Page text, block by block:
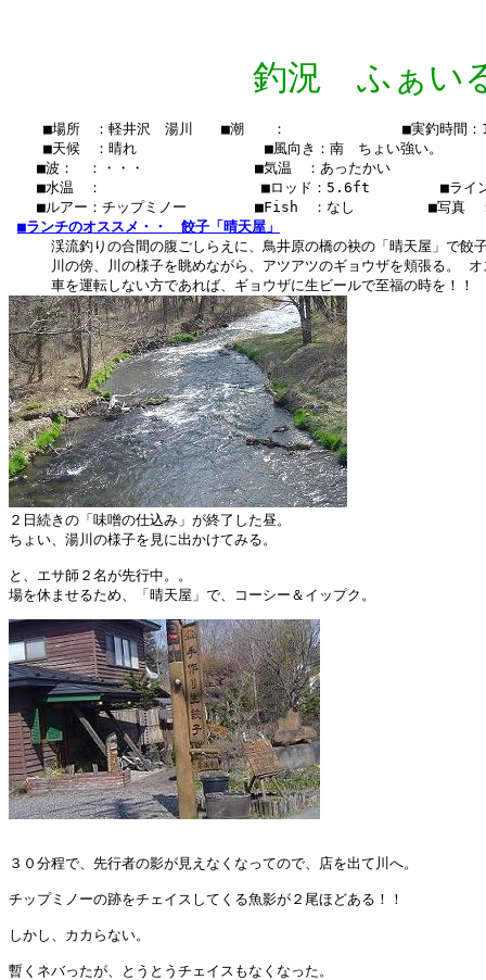
釣況 ふぁい
■場所　：軽井沢　湯川　　■潮　　：　　  　　　　　■実釣
    ■天候　：晴れ　　　 　    　　■風向き：南　ちょい強い。
■波：　：・・・　　　　　   　■気温　：あったかい
■水温　：    　　　　　  　 　■ロッド：5.6ft　　　　　■ライ
■ルアー：チップミノー　　　   ■Fish　：なし　　  　　■写真　
■ランチのオススメ・・　餃子「晴天屋」
渓流釣りの合間の腹ごしらえに、鳥井原の橋の袂の「晴天屋」で餃
川の傍、川の様子を眺めながら、アツアツのギョウザを頬張る。 オ
２日続きの「味噌の仕込み」が終了した昼。
ちょい、湯川の様子を見に出かけてみる。
と、エサ師２名が先行中。。
３０分程で、先行者の影が見えなくなってので、店を出て川へ。
チップミノーの跡をチェイスしてくる魚影が２尾ほどある！！
しかし、カカらない。
暫くネバったが、とうとうチェイスもなくなった。